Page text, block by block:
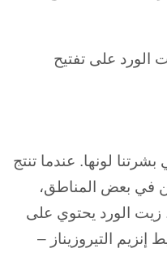
الورد على تفتيح
لونها. عندما تنتج
في بعض المناطق،
زيت الورد يحتوي على
التيروزيناز –